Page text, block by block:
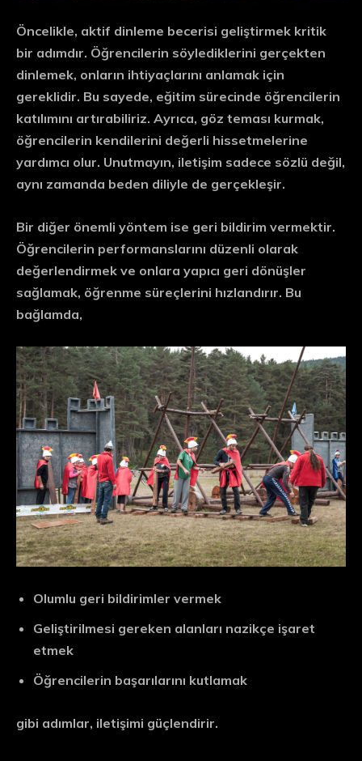
Öncelikle, aktif dinleme becerisi geliştirmek kritik
bir adımdır. Öğrencilerin söylediklerini gerçekten
dinlemek, onların ihtiyaçlarını anlamak için
gereklidir. Bu sayede, eğitim sürecinde öğrencilerin
katılımını artırabiliriz. Ayrıca, göz teması kurmak,
öğrencilerin kendilerini değerli hissetmelerine
yardımcı olur. Unutmayın, iletişim sadece sözlü değil,
aynı zamanda beden diliyle de gerçekleşir.
Bir diğer önemli yöntem ise geri bildirim vermektir.
Öğrencilerin performanslarını düzenli olarak
değerlendirmek ve onlara yapıcı geri dönüşler
sağlamak, öğrenme süreçlerini hızlandırır. Bu
bağlamda,
Olumlu geri bildirimler vermek
Geliştirilmesi gereken alanları nazikçe işaret
etmek
Öğrencilerin başarılarını kutlamak
gibi adımlar, iletişimi güçlendirir.